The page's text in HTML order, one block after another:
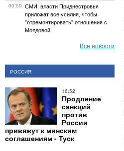
00:59 СМИ: власти Приднестровья
приложат все усилия, чтобы
"отремонтировать" отношения с
Молдовой
Все новости
РОССИЯ
16:52
Продление
санкций
против
России
привяжут к минским
соглашениям - Туск